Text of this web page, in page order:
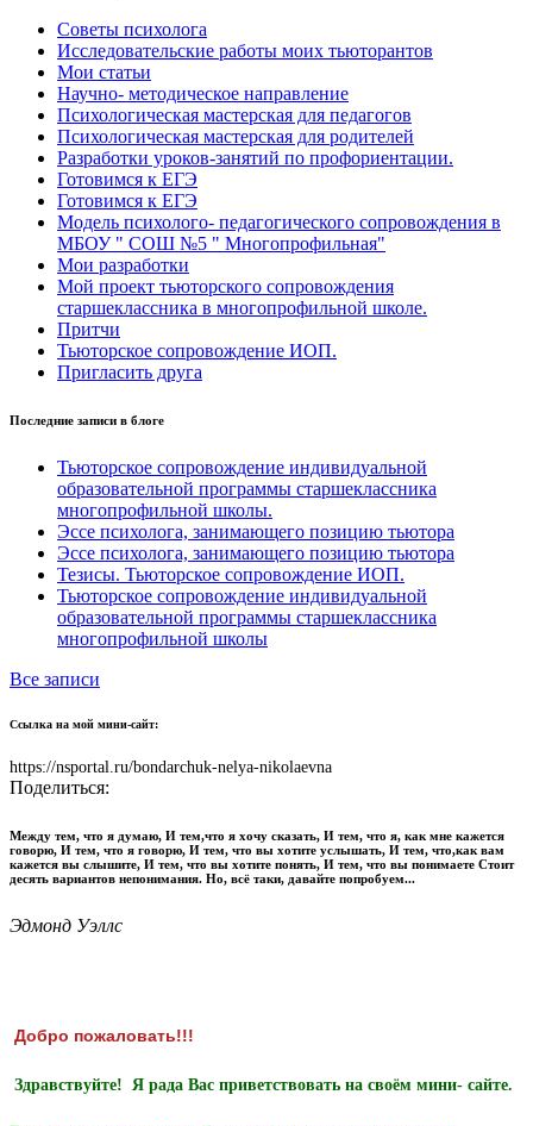
Советы психолога
Исследовательские работы моих тьюторантов
Мои статьи
Научно- методическое направление
Психологическая мастерская для педагогов
Психологическая мастерская для родителей
Разработки уроков-занятий по профориентации.
Готовимся к ЕГЭ
Готовимся к ЕГЭ
Модель психолого- педагогического сопровождения в
МБОУ " СОШ №5 " Многопрофильная"
Мои разработки
Мой проект тьюторского сопровождения
старшеклассника в многопрофильной школе.
Притчи
Тьюторское сопровождение ИОП.
Пригласить друга
Последние записи в блоге
Тьюторское сопровождение индивидуальной
образовательной программы старшеклассника
многопрофильной школы.
Эссе психолога, занимающего позицию тьютора
Эссе психолога, занимающего позицию тьютора
Тезисы. Тьюторское сопровождение ИОП.
Тьюторское сопровождение индивидуальной
образовательной программы старшеклассника
многопрофильной школы
Все записи
Ссылка на мой мини-сайт:
https://nsportal.ru/bondarchuk-nelya-nikolaevna
Поделиться:
Между тем, что я думаю, И тем,что я хочу сказать, И тем, что я, как мне кажется
говорю, И тем, что я говорю, И тем, что вы хотите услышать, И тем, что,как вам
кажется вы слышите, И тем, что вы хотите понять, И тем, что вы понимаете Стоит
десять вариантов непонимания. Но, всё таки, давайте попробуем...
Эдмонд Уэллс
Добро пожаловать!!!
Здравствуйте! Я рада Вас приветствовать на своём мини- сайте.